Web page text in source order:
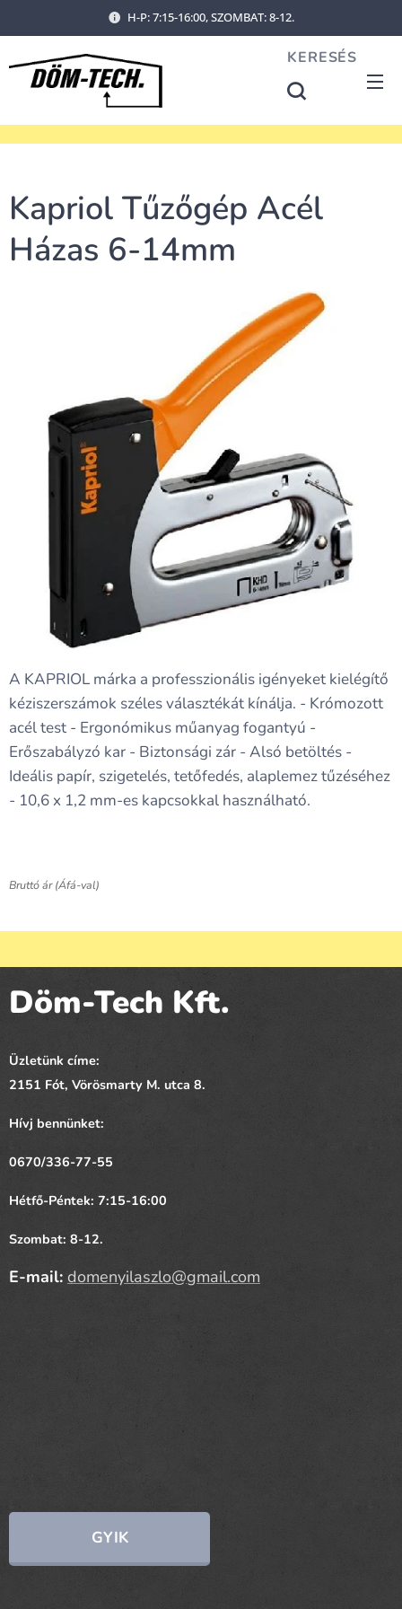
H-P: 7:15-16:00, SZOMBAT: 8-12.
KERESÉS
Kapriol Tűzőgép Acél
Házas 6-14mm
A KAPRIOL márka a professzionális igényeket kielégítő
kéziszerszámok széles választékát kínálja. - Krómozott
acél test - Ergonómikus műanyag fogantyú -
Erőszabályzó kar - Biztonsági zár - Alsó betöltés -
Ideális papír, szigetelés, tetőfedés, alaplemez tűzéséhez
- 10,6 x 1,2 mm-es kapcsokkal használható.
Bruttó ár (Áfá-val)
Döm-Tech Kft.
Üzletünk címe:
2151 Fót, Vörösmarty M. utca 8.
Hívj bennünket:
0670/336-77-55
Hétfő-Péntek: 7:15-16:00
Szombat: 8-12.
E-mail: domenyilaszlo@gmail.com
GYIK